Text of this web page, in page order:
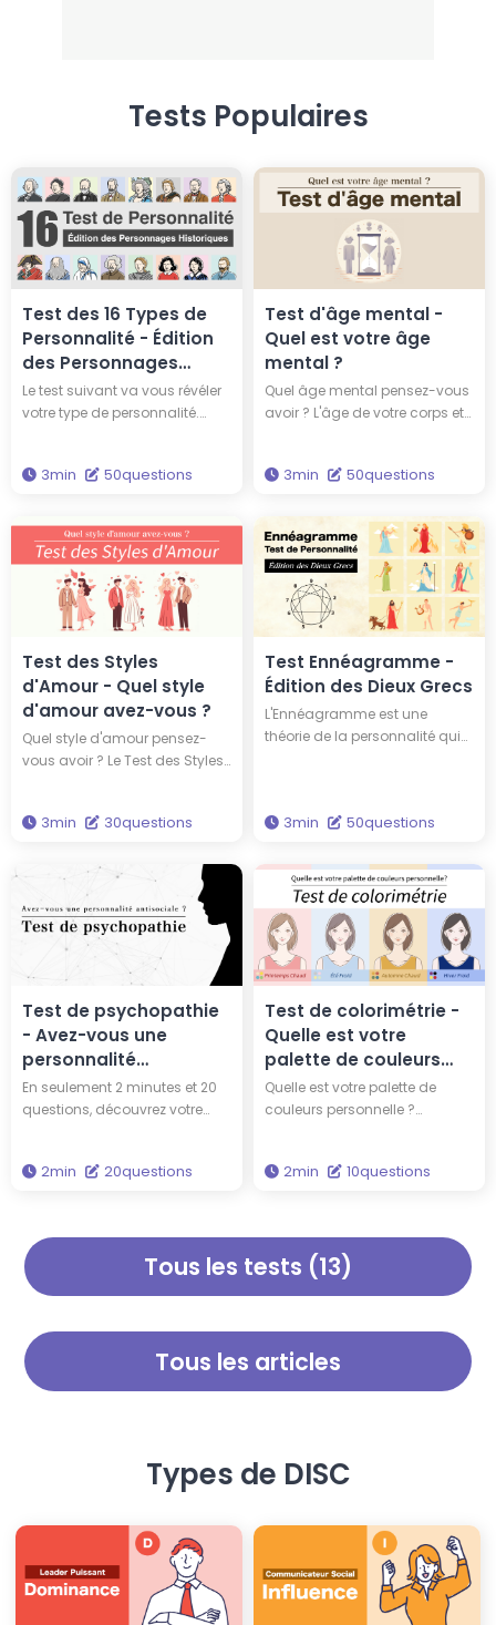
Tests Populaires
Test des 16 Types de
Personnalité - Édition
des Personnages
Historiques
Le test suivant va vous révéler
votre type de personnalité.
grand personnage
vous avoir la même
personnalité que Thomas
Edison ou Albert Einstein ?
Découvrez tout de suite votre
personnalité à travers ce test !
3min 50questions
Test d'âge mental -
Quel est votre âge
mental ?
Quel âge mental pensez-vous
avoir ? L'âge de votre corps et
vous pouvez être plus mature
physique. Répondez à 50
questions pour découvrir votre
âge mental.
3min 50questions
Test des Styles
d'Amour - Quel style
d'amour avez-vous ?
Quel style d'amour pensez-
vous avoir ? Le Test des Styles
l'Amour' proposée par le
répondant à 30 questions,
vous pourrez identifier lequel
des six types d'amour vous
correspond le mieux.
3min 30questions
Test Ennéagramme -
Édition des Dieux Grecs
L'Ennéagramme est une
théorie de la personnalité qui
d'Ennéagramme ainsi que le
type de personnalité. Ce test
vous permettra d'acquérir des
connaissances pour enrichir
votre vie.
3min 50questions
Test de psychopathie
- Avez-vous une
personnalité
antisociale ?
En seulement 2 minutes et 20
questions, découvrez votre
précision, basé sur des
Ce n'est pas un simple quiz,
mais un test de psychopathie
approfondi. Êtes-vous
2min 20questions
Test de colorimétrie -
Quelle est votre
palette de couleurs
personnelle?
Quelle est votre palette de
couleurs personnelle ?
minutes, et vous découvrirez
couleurs qui vous vont
naturellement peut améliorer
2min 10questions
Tous les tests (13)
Tous les articles
Types de DISC